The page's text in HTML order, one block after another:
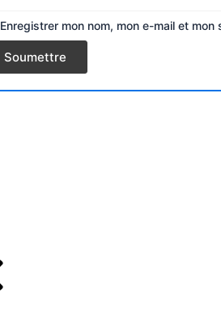
Enregistrer mon nom, mon e-mail et